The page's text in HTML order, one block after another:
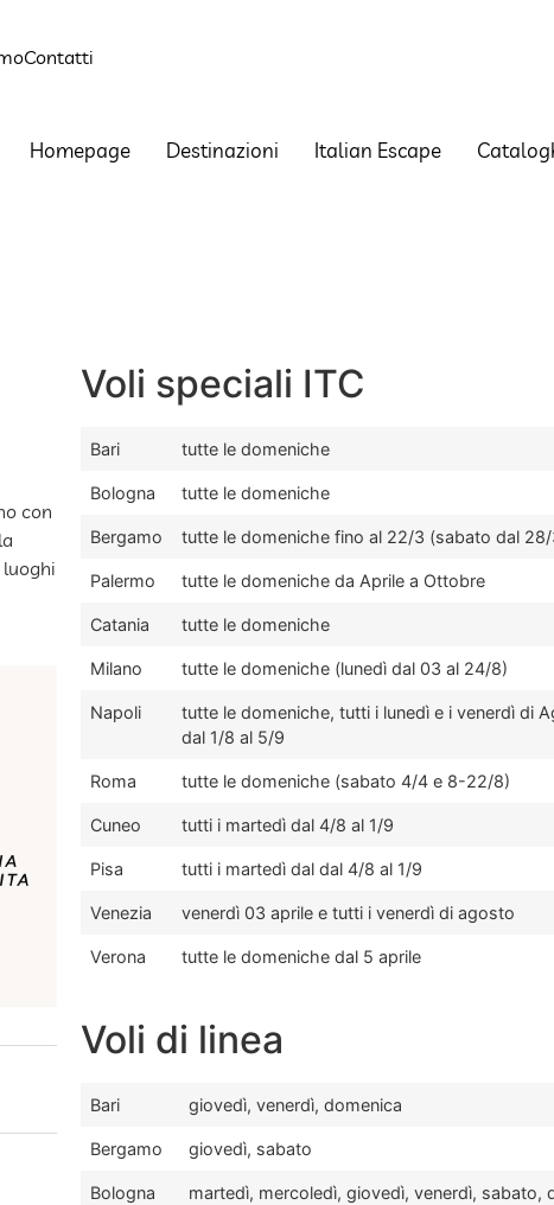
Contatti
Homepage Destinazioni Italian Escape
con
Voli speciali ITC
Bari tutte le domeniche
Bologna tutte le domeniche
Bergamo tutte le domeniche fino al 22/3 (sabato dal
Palermo tutte le domeniche da Aprile a Ottobre
Catania tutte le domeniche
Milano tutte le domeniche (lunedì dal 03 al 24/8)
Napoli
tutte le domeniche, tutti i lunedì e i venerdì di
dal 1/8 al 5/9
Roma tutte le domeniche (sabato 4/4 e 8-22/8)
Cuneo tutti i martedì dal 4/8 al 1/9
Pisa tutti i martedì dal dal 4/8 al 1/9
Venezia venerdì 03 aprile e tutti i venerdì di agosto
Verona tutte le domeniche dal 5 aprile
Voli di linea
Bari giovedì, venerdì, domenica
Bergamo giovedì, sabato
Bologna martedì, mercoledì, giovedì, venerdì, sabato,